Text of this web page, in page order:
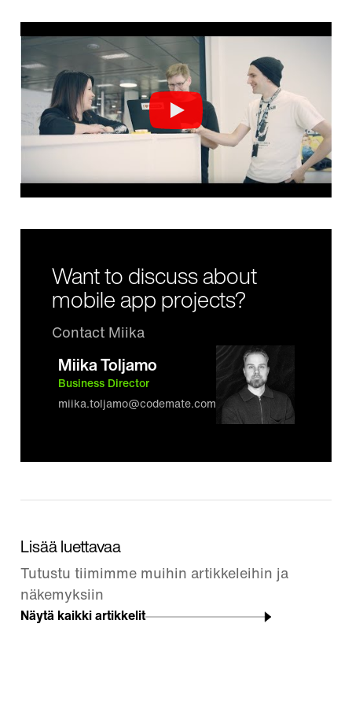
Want to discuss about
mobile app projects?
Contact Miika
Miika Toljamo
Business Director
miika.toljamo@codemate.com
Lisää luettavaa
Tutustu tiimimme muihin artikkeleihin ja
näkemyksiin
Näytä kaikki artikkelit